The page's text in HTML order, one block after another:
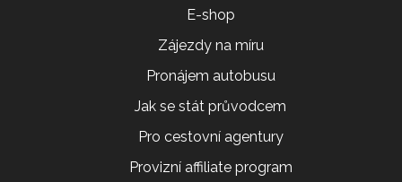
E-shop
Zájezdy na míru
Pronájem autobusu
Jak se stát průvodcem
Pro cestovní agentury
Provizní affiliate program